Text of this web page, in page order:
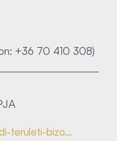
+36 70 410 308)
teruleti-bizo...